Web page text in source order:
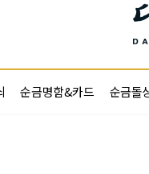
순금명함&카드 순금돌